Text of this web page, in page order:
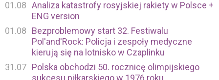
01.08 Analiza katastrofy rosyjskiej rakiety w Polsce +
ENG version
01.08
Bezproblemowy start 32. Festiwalu
Pol'and'Rock: Policja i zespoły medyczne
kierują się na lotnisko w Czaplinku
31.07 Polska obchodzi 50. rocznicę olimpijskiego
sukcesu piłkarskiego w 1976 roku